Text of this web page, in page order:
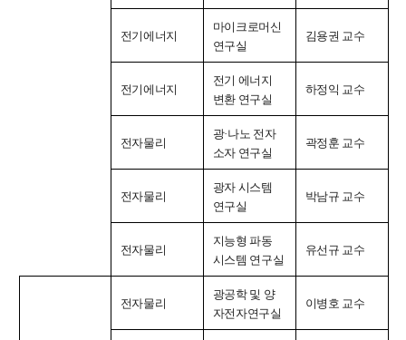
학부장 감사 인사
신임교수초빙
전기에너지
마이크로머신
연구실
김용권 교수
전기에너지
전기 에너지
변환 연구실
하정익 교수
전자물리
광·나노 전자
소자 연구실
곽정훈 교수
전자물리
광자 시스템
연구실
박남규 교수
전자물리
지능형 파동
시스템 연구실
유선규 교수
전자물리
광공학 및 양
자전자연구실
이병호 교수